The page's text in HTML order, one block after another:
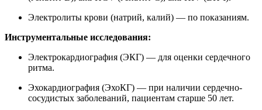
Электролиты крови (натрий, калий) — по показаниям.
Инструментальные исследования:
Электрокардиография (ЭКГ) — для оценки сердечного
ритма.
Эхокардиография (ЭхоКГ) — при наличии сердечно-
сосудистых заболеваний, пациентам старше 50 лет.